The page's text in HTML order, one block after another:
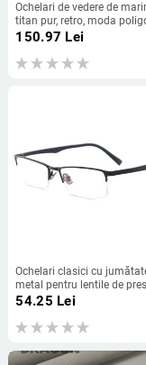
Ochelari de vedere de
titan pur, retro, moda
ochelari TR90, ochelari de
prescripție optici
72030
150.97 Lei
Ochelari clasici cu
metal pentru lentile de
Rame de ochelari pentru
54.25 Lei